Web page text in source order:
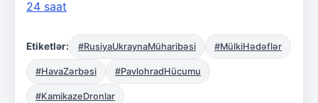
24 saat
Etiketlər: #RusiyaUkraynaMüharibəsi #MülkiHədəflər
#HavaZərbəsi #PavlohradHücumu
#KamikazeDronlar